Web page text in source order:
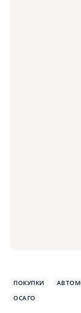
ПОКУПКИ
ОСАГО